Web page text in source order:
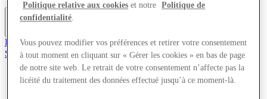
Rejoignez le club
Sauvé
Magasins
Politique relative aux cookies et notre
Politique de
confidentialité.
Vous pouvez modifier vos préférences et retirer votre consentement
à tout moment en cliquant sur « Gérer les cookies » en bas de page
de notre site web. Le retrait de votre consentement n’affecte pas la
licéité du traitement des données effectué jusqu’à ce moment-là.